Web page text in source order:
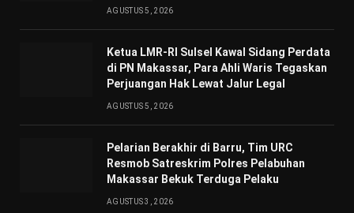
AGUSTUS 5, 2026
Ketua LMR-RI Sulsel Kawal Sidang Perdata
di PN Makassar, Para Ahli Waris Tegaskan
Perjuangan Hak Lewat Jalur Legal
AGUSTUS 5, 2026
Pelarian Berakhir di Barru, Tim URC
Resmob Satreskrim Polres Pelabuhan
Makassar Bekuk Terduga Pelaku
AGUSTUS 3, 2026